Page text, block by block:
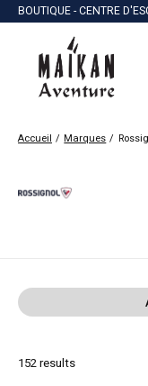
BOUTIQUE - CENTRE
Accueil / Marques /
Rossignol
152results